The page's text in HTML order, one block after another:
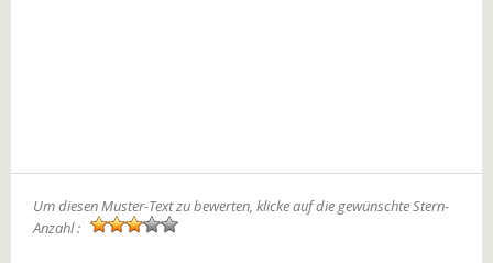
Um diesen Muster-Text zu bewerten, klicke auf die gewünschte Stern-
Anzahl :